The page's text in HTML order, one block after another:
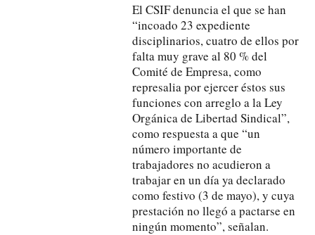
El CSIF denuncia el que se han
“incoado 23 expediente
disciplinarios, cuatro de ellos por
falta muy grave al 80 % del
Comité de Empresa, como
represalia por ejercer éstos sus
funciones con arreglo a la Ley
Orgánica de Libertad Sindical”,
como respuesta a que “un
número importante de
trabajadores no acudieron a
trabajar en un día ya declarado
como festivo (3 de mayo), y cuya
prestación no llegó a pactarse en
ningún momento”, señalan.